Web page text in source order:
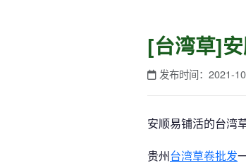
[台湾草]
发布时间：2021-
安顺易铺活的台湾
贵州台湾草卷批发